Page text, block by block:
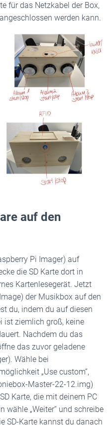
für das Netzkabel der Box,
werden kann.
auf den
Pi Imager) auf
die SD Karte dort in
Kartenlesegerät. Jetzt
der Musikbox auf den
du, indem du auf diesen
ist ziemlich groß, keine
Nachdem du das
das zuvor geladene
Wähle bei
„Use custom“,
Master-22-12.img)
Karte, die mit deinem PC
wähle „Weiter“ und schreibe
SD-Karte kannst du danach